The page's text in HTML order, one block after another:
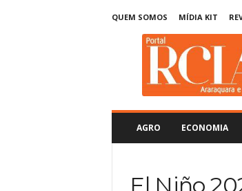
QUEM SOMOS MÍDIA KIT
AGRO ECONOMIA
El Niño